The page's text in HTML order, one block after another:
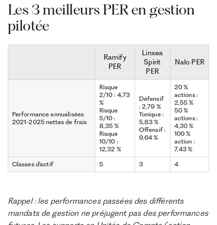
Les 3 meilleurs PER en gestion
pilotée
Ramify
PER
Linxea
Spirit
PER
Nalo PER
Performance annualisées
2021-2025 nettes de frais
Risque
2/10 : 4,73
%
Risque
5/10 :
8,35 %
Risque
10/10 :
12,32 %
Défensif
: 2,79 %
Tonique :
5,83 %
Offensif :
9,64 %
20 %
actions :
2,55 %
50 %
actions :
4,30 %
100 %
action :
7,43 %
Classes d'actif 5 3 4
Rappel : les performances passées des différents
mandats de gestion ne préjugent pas des performances